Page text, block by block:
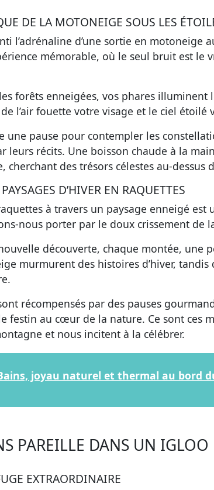
DE LA MOTONEIGE SOUS LES
l’adrénaline d’une sortie en motoneige
mémorable, où le seul bruit est le
forêts enneigées, vos phares illuminent
l’air fouette votre visage et le ciel étoilé
une pause pour contempler les
leurs récits. Une boisson chaude à la
cherchant des trésors célestes au-dessus
D’HIVER EN RAQUETTES
à travers un paysage enneigé est
nous porter par le doux crissement de
découverte, chaque montée, une
murmurent des histoires d’hiver, tandis
récompensés par des pauses
festin au cœur de la nature. Ce sont ces
et nous incitent à la célébrer.
joyau naturel et thermal au bord
PAREILLE DANS UN IGLOO
EXTRAORDINAIRE